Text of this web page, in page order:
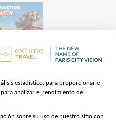
haz una parada en
restauración del
restaurante
inspirado en